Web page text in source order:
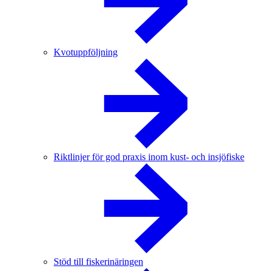
Kvotuppföljning
Riktlinjer för god praxis inom kust- och insjöfiske
Stöd till fiskerinäringen